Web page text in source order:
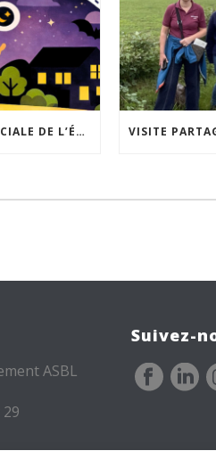
ACCEPTABILITÉ SOCIALE DE L’ÉCLAIRAGE NOCTURNE : LE REPLAY EST DISPONIBLE
ASBL
Suivez-